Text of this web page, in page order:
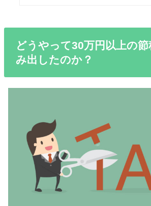
どうやって30万円以上の
み出したのか？